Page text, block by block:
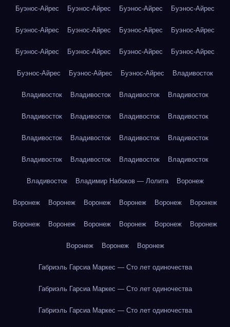
Буэнос-Айрес Буэнос-Айрес Буэнос-Айрес Буэнос-Айрес
Буэнос-Айрес Буэнос-Айрес Буэнос-Айрес Буэнос-Айрес
Буэнос-Айрес Буэнос-Айрес Буэнос-Айрес Буэнос-Айрес
Буэнос-Айрес Буэнос-Айрес Буэнос-Айрес Владивосток
Владивосток Владивосток Владивосток Владивосток
Владивосток Владивосток Владивосток Владивосток
Владивосток Владивосток Владивосток Владивосток
Владивосток Владивосток Владивосток Владивосток
Владивосток Владимир Набоков — Лолита Воронеж
Воронеж Воронеж Воронеж Воронеж Воронеж Воронеж
Воронеж Воронеж Воронеж Воронеж Воронеж Воронеж
Воронеж Воронеж Воронеж
Габриэль Гарсиа Маркес — Сто лет одиночества
Габриэль Гарсиа Маркес — Сто лет одиночества
Габриэль Гарсиа Маркес — Сто лет одиночества